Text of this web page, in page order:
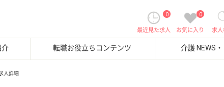
求
0
お気に入り
0
最近見た求人
介 転職お役立ちコンテンツ 介護 NEWS
人詳細